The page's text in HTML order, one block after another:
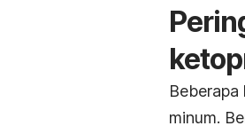
minum.